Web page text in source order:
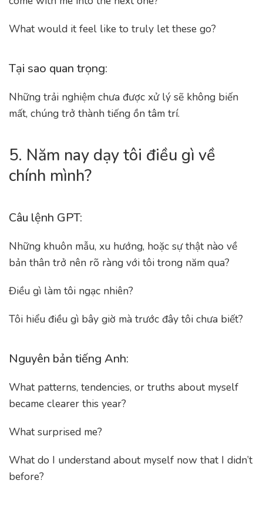
What would it feel like to truly let these go?
Tại sao quan trọng:
Những trải nghiệm chưa được xử lý sẽ không biến
mất, chúng trở thành tiếng ồn tâm trí.
5. Năm nay dạy tôi điều gì về
chính mình?
Câu lệnh GPT:
Những khuôn mẫu, xu hướng, hoặc sự thật nào về
bản thân trở nên rõ ràng với tôi trong năm qua?
Điều gì làm tôi ngạc nhiên?
Tôi hiểu điều gì bây giờ mà trước đây tôi chưa biết?
Nguyên bản tiếng Anh:
What patterns, tendencies, or truths about myself
became clearer this year?
What surprised me?
What do I understand about myself now that I didn’t
before?